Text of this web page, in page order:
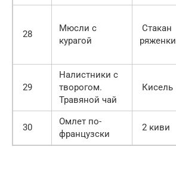
28
Мюсли с
курагой
Стакан
ряженки
29
Налистники с
творогом.
Травяной чай
Кисель
30
Омлет по-
французски
2 киви